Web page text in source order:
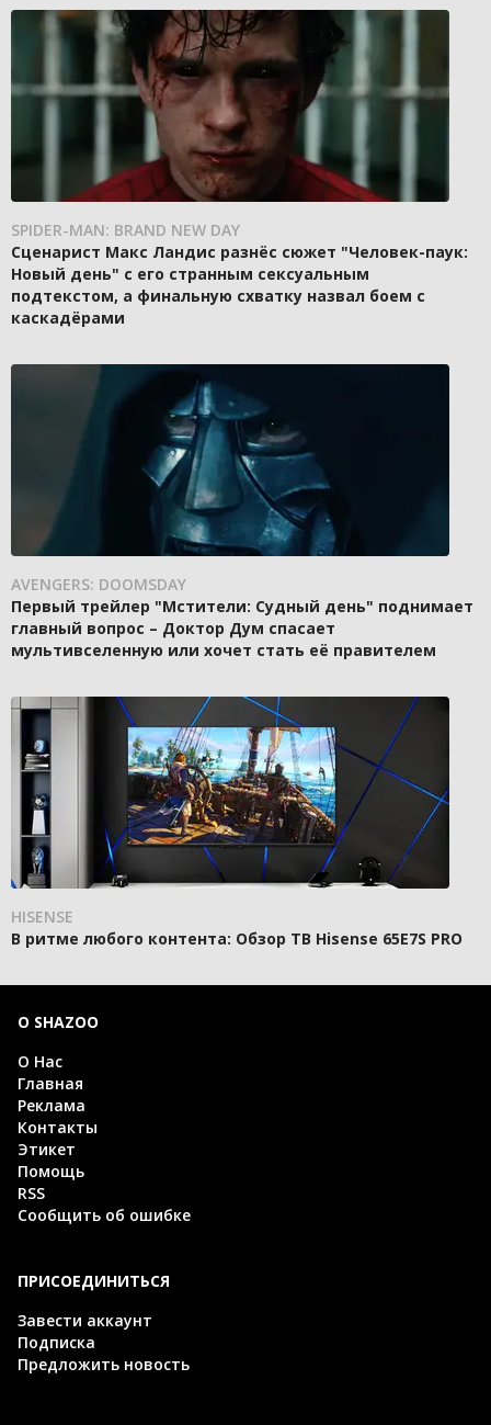
SPIDER-MAN: BRAND NEW DAY
Сценарист Макс Ландис разнёс сюжет "Человек-паук:
Новый день" с его странным сексуальным
подтекстом, а финальную схватку назвал боем с
каскадёрами
AVENGERS: DOOMSDAY
Первый трейлер "Мстители: Судный день" поднимает
главный вопрос – Доктор Дум спасает
мультивселенную или хочет стать её правителем
HISENSE
В ритме любого контента: Обзор ТВ Hisense 65E7S PRO
О SHAZOO
О Нас
Главная
Реклама
Контакты
Этикет
Помощь
RSS
Сообщить об ошибке
ПРИСОЕДИНИТЬСЯ
Завести аккаунт
Подписка
Предложить новость